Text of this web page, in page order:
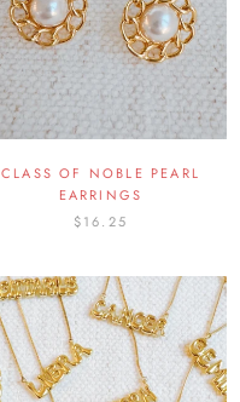
CLASS OF NOBLE PEARL
EARRINGS
$16.25